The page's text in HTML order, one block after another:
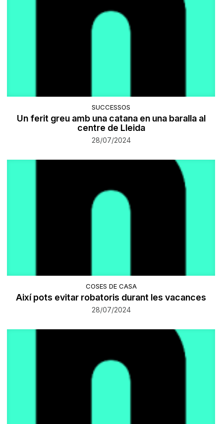
SUCCESSOS
Un ferit greu amb una catana en una baralla al
centre de Lleida
28/07/2024
COSES DE CASA
Així pots evitar robatoris durant les vacances
28/07/2024